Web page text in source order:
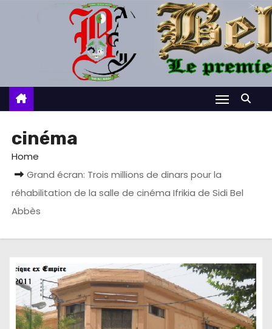
c
cinéma
Home
Grand écran: Trois millions de dinars pour la
réhabilitation de la salle de cinéma Ifrikia de Sidi Bel
Abbès